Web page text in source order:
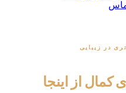
از اینجا